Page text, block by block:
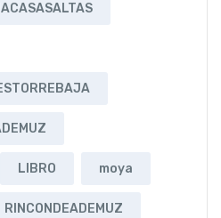
LIBRO moya
RINCONDEADEMUZ